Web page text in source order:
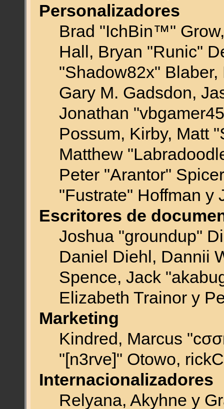
Personalizadores
Brad "IchBin™"
Hall, Bryan "Runic"
"Shadow82x"
Gary M. Gadsdon,
Jonathan
Possum, Kirby, Matt
Matthew
Peter "Arantor"
"Fustrate" Hoffman y
Escritores de
Joshua "groundup"
Daniel Diehl, Dannii
Spence, Jack
Elizabeth Trainor y
Marketing
Kindred, Marcus
"[n3rve]" Otowo,
Internacionalizadores
Relyana, Akyhne y